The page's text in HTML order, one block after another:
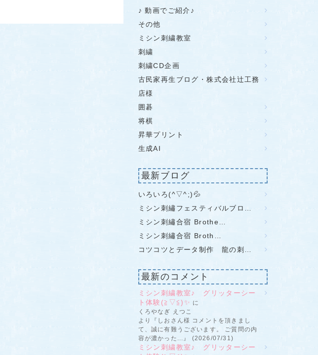
♪ 動画でご紹介♪
その他
ミシン刺繍教室
刺繍
刺繍CD企画
古民家再生ブログ・株式会社辻工務
店様
囲碁
将棋
昇華プリント
生成AI
最新ブログ
いろいろ(^▽^;)💦
ミシン刺繡フェスティバルブロ…
ミシン刺繡合宿 Brothe…
ミシン刺繡合宿 Broth…
コツコツとデータ制作 龍の刺…
最新のコメント
ミシン刺繍教室♪ グリッターシー
ト体験(≧▽≦)✨ に
くろやなぎ えつこ
より『しおさん様 コメントを頂きまし
て、誠に有難うございます。 ご質問の内
容が濃かった...』 (2026/07/31)
ミシン刺繍教室♪ グリッターシー